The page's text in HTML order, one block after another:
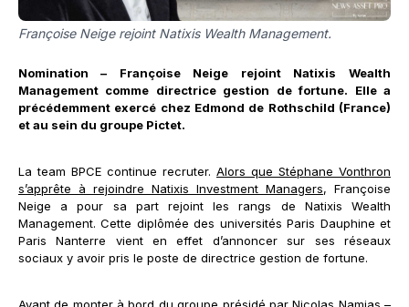
Françoise Neige rejoint Natixis Wealth Management.
Nomination – Françoise Neige rejoint Natixis Wealth
Management comme directrice gestion de fortune. Elle a
précédemment exercé chez Edmond de Rothschild (France)
et au sein du groupe Pictet.
La team BPCE continue recruter. Alors que Stéphane Vonthron
s’apprête à rejoindre Natixis Investment Managers, Françoise
Neige a pour sa part rejoint les rangs de Natixis Wealth
Management. Cette diplômée des universités Paris Dauphine et
Paris Nanterre vient en effet d’annoncer sur ses réseaux
sociaux y avoir pris le poste de directrice gestion de fortune.
Avant de monter à bord du groupe présidé par Nicolas Namias –